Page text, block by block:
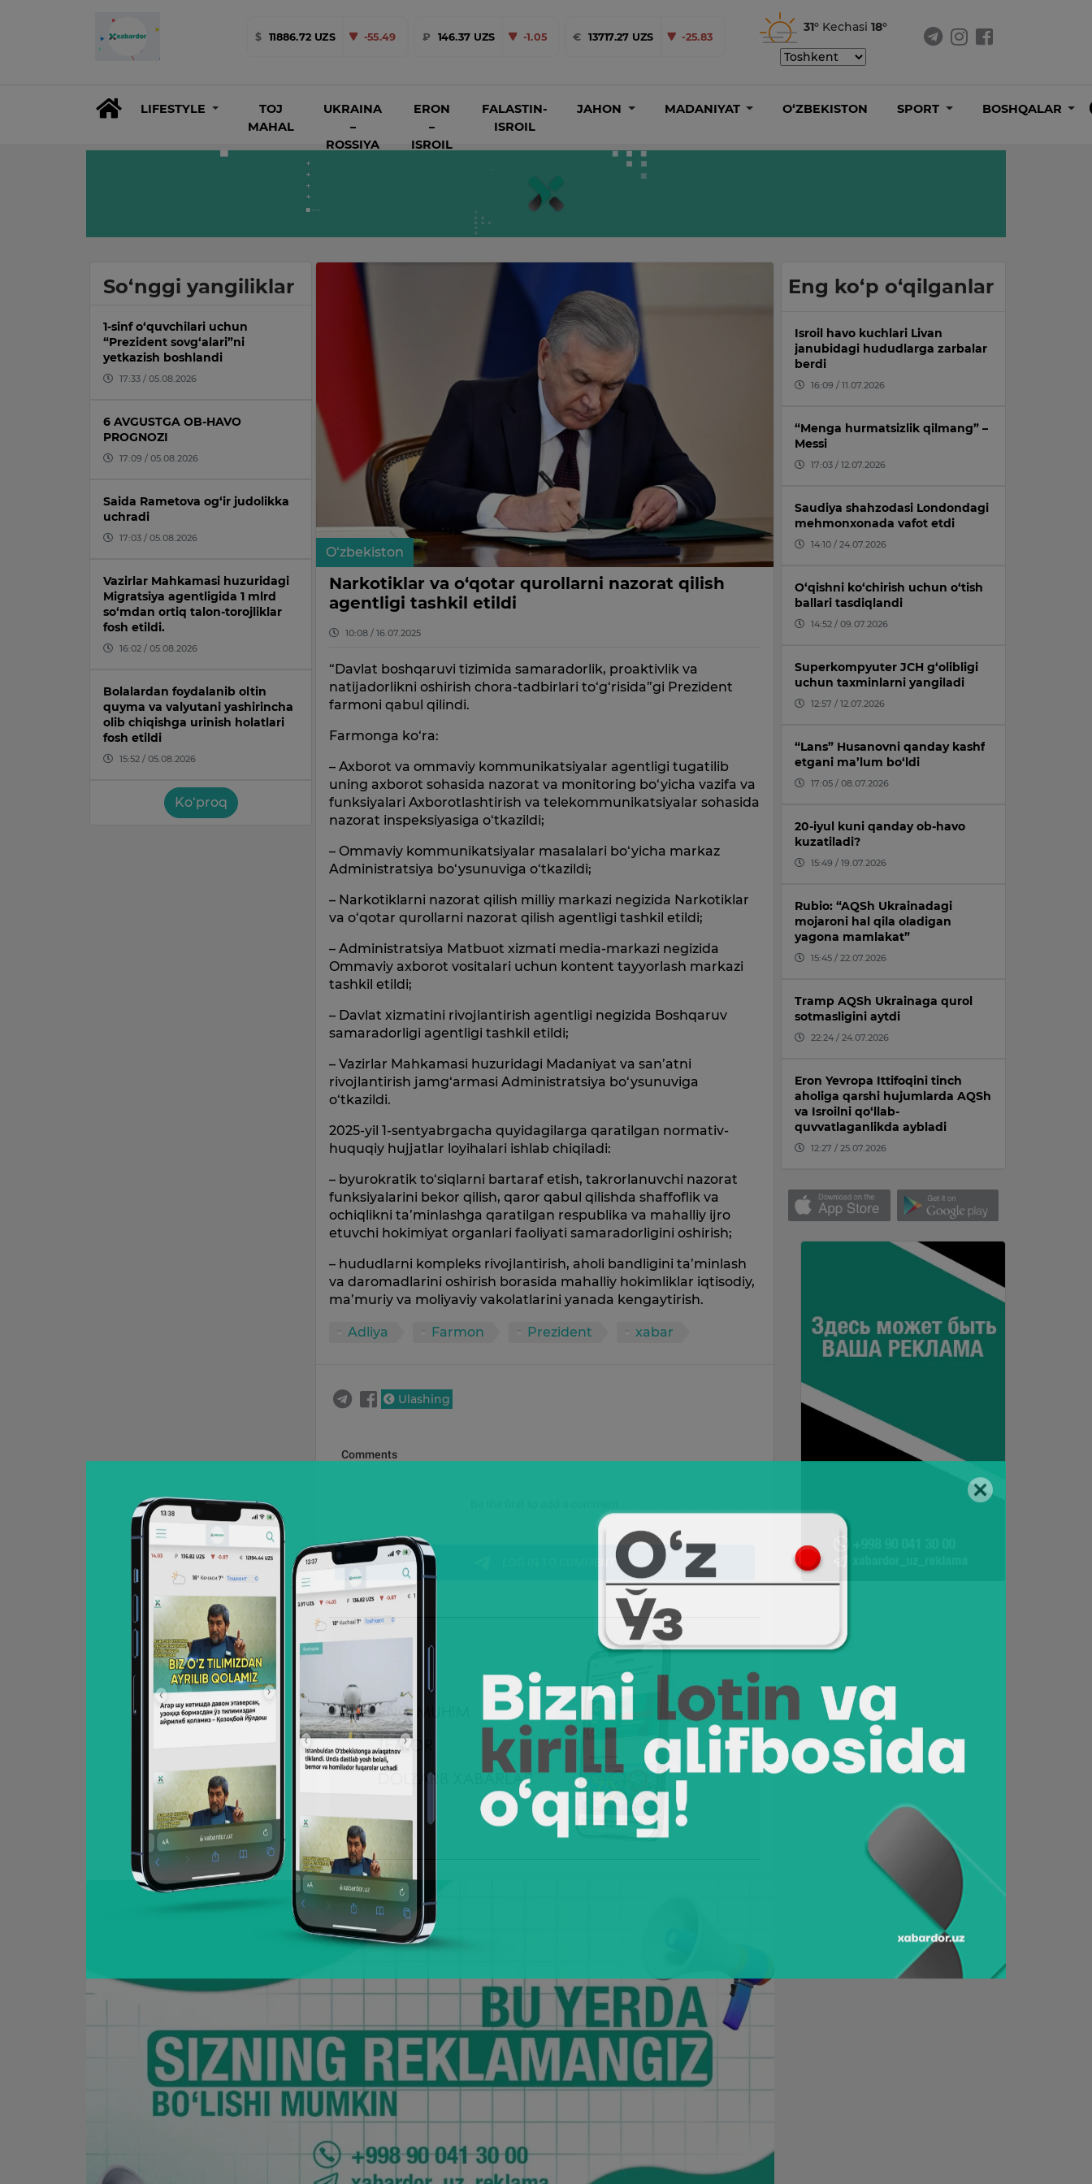
$ 11886.72 UZS -55.49 ₽ 146.37 UZS -1.05 € 13717.27 UZS -25.83
31° Kechasi 18°
LIFESTYLE
TOJ
MAHAL
UKRAINA
–
ROSSIYA
ERON
–
ISROIL
FALASTIN-
ISROIL
JAHON MADANIYAT O‘ZBEKISTON SPORT BOSHQALAR
So‘nggi yangiliklar
1-sinf o‘quvchilari uchun
“Prezident sovg‘alari”ni
yetkazish boshlandi
17:33 / 05.08.2026
6 AVGUSTGA OB-HAVO
PROGNOZI
17:09 / 05.08.2026
Saida Rametova og‘ir judolikka
uchradi
17:03 / 05.08.2026
Vazirlar Mahkamasi huzuridagi
Migratsiya agentligida 1 mlrd
so‘mdan ortiq talon-torojliklar
fosh etildi.
16:02 / 05.08.2026
Bolalardan foydalanib oltin
quyma va valyutani yashirincha
olib chiqishga urinish holatlari
fosh etildi
15:52 / 05.08.2026
Ko‘proq
O‘zbekiston
Narkotiklar va o‘qotar qurollarni nazorat qilish
agentligi tashkil etildi
10:08 / 16.07.2025
“Davlat boshqaruvi tizimida samaradorlik, proaktivlik va
natijadorlikni oshirish chora-tadbirlari to‘g‘risida”gi Prezident
farmoni qabul qilindi.
Farmonga ko‘ra:
– Axborot va ommaviy kommunikatsiyalar agentligi tugatilib
uning axborot sohasida nazorat va monitoring bo‘yicha vazifa va
funksiyalari Axborotlashtirish va telekommunikatsiyalar sohasida
nazorat inspeksiyasiga o‘tkazildi;
– Ommaviy kommunikatsiyalar masalalari bo‘yicha markaz
Administratsiya bo‘ysunuviga o‘tkazildi;
– Narkotiklarni nazorat qilish milliy markazi negizida Narkotiklar
va o‘qotar qurollarni nazorat qilish agentligi tashkil etildi;
– Administratsiya Matbuot xizmati media-markazi negizida
Ommaviy axborot vositalari uchun kontent tayyorlash markazi
tashkil etildi;
– Davlat xizmatini rivojlantirish agentligi negizida Boshqaruv
samaradorligi agentligi tashkil etildi;
– Vazirlar Mahkamasi huzuridagi Madaniyat va san’atni
rivojlantirish jamg‘armasi Administratsiya bo‘ysunuviga
o‘tkazildi.
2025-yil 1-sentyabrgacha quyidagilarga qaratilgan normativ-
huquqiy hujjatlar loyihalari ishlab chiqiladi:
– byurokratik to‘siqlarni bartaraf etish, takrorlanuvchi nazorat
funksiyalarini bekor qilish, qaror qabul qilishda shaffoflik va
ochiqlikni ta’minlashga qaratilgan respublika va mahalliy ijro
etuvchi hokimiyat organlari faoliyati samaradorligini oshirish;
– hududlarni kompleks rivojlantirish, aholi bandligini ta’minlash
va daromadlarini oshirish borasida mahalliy hokimliklar iqtisodiy,
ma’muriy va moliyaviy vakolatlarini yanada kengaytirish.
Adliya Farmon Prezident xabar
Ulashing
Eng ko‘p o‘qilganlar
Isroil havo kuchlari Livan
janubidagi hududlarga zarbalar
berdi
16:09 / 11.07.2026
“Menga hurmatsizlik qilmang” –
Messi
17:03 / 12.07.2026
Saudiya shahzodasi Londondagi
mehmonxonada vafot etdi
14:10 / 24.07.2026
O‘qishni ko‘chirish uchun o‘tish
ballari tasdiqlandi
14:52 / 09.07.2026
Superkompyuter JCH g‘olibligi
uchun taxminlarni yangiladi
12:57 / 12.07.2026
“Lans” Husanovni qanday kashf
etgani ma’lum bo‘ldi
17:05 / 08.07.2026
20-iyul kuni qanday ob-havo
kuzatiladi?
15:49 / 19.07.2026
Rubio: “AQSh Ukrainadagi
mojaroni hal qila oladigan
yagona mamlakat”
15:45 / 22.07.2026
Tramp AQSh Ukrainaga qurol
sotmasligini aytdi
22:24 / 24.07.2026
Eron Yevropa Ittifoqini tinch
aholiga qarshi hujumlarda AQSh
va Isroilni qo‘llab-
quvvatlaganlikda aybladi
12:27 / 25.07.2026